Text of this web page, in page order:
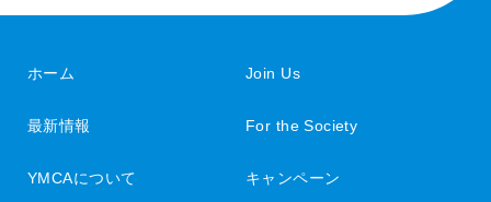
ホーム
最新情報
YMCAについて
Join Us
For the Society
キャンペーン